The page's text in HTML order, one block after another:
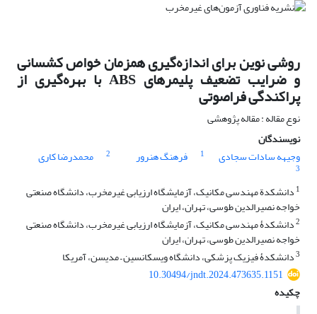
روشی نوین برای اندازه‌گیری همزمان خواص کشسانی
و ضرایب تضعیف پلیمرهای ABS با بهره‌گیری از
پراکندگی فراصوتی
نوع مقاله : مقاله پژوهشی
نویسندگان
وجیهه سادات سجادی
1 فرهنگ هنرور 2 محمدرضا کاری
3
1 دانشکدة مهندسی مکانیک، آزمایشگاه ارزیابی غیرمخرب، دانشگاه صنعتی
خواجه نصیرالدین طوسی، تهران، ایران
2دانشکدۀ مهندسی مکانیک، آزمایشگاه ارزیابی غیرمخرب، دانشگاه صنعتی
خواجه نصیرالدین طوسی، تهران، ایران
3دانشکدۀ فیزیک پزشکی، دانشگاه ویسکانسین – مدیسن، آمریکا
10.30494/jndt.2024.473635.1151
چکیده